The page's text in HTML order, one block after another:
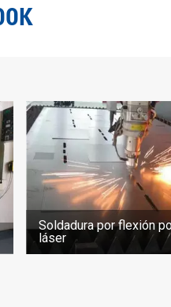
0K
Soldadura por flexión
láser